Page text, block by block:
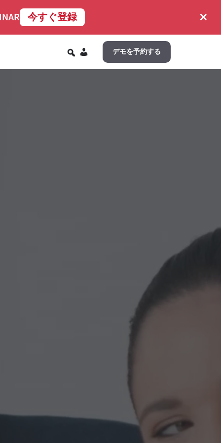
今すぐ登録 ×
デモを予約する